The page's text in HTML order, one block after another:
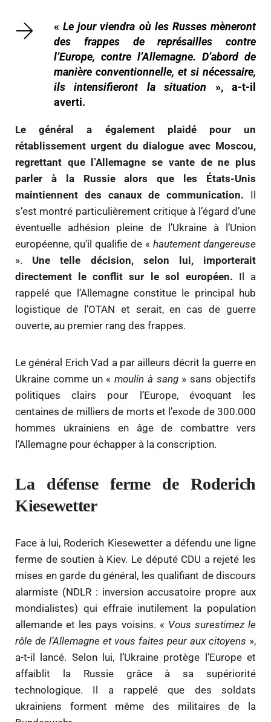
«Le jour viendra où les Russes mèneront
des frappes de représailles contre
l’Europe, contre l’Allemagne. D’abord de
manière conventionnelle, et si nécessaire,
ils intensifieront la situation », a-t-il
averti.
Le général a également plaidé pour un
rétablissement urgent du dialogue avec Moscou,
regrettant que l’Allemagne se vante de ne plus
parler à la Russie alors que les États-Unis
maintiennent des canaux de communication. Il
s’est montré particulièrement critique à l’égard d’une
éventuelle adhésion pleine de l’Ukraine à l’Union
européenne, qu’il qualifie de « hautement dangereuse
». Une telle décision, selon lui, importerait
directement le conflit sur le sol européen. Il a
rappelé que l’Allemagne constitue le principal hub
logistique de l’OTAN et serait, en cas de guerre
ouverte, au premier rang des frappes.
Le général Erich Vad a par ailleurs décrit la guerre en
Ukraine comme un « moulin à sang» sans objectifs
politiques clairs pour l’Europe, évoquant les
centaines de milliers de morts et l’exode de 300.000
hommes ukrainiens en âge de combattre vers
l’Allemagne pour échapper à la conscription.
La défense ferme de Roderich
Kiesewetter
Face à lui, Roderich Kiesewetter a défendu une ligne
ferme de soutien à Kiev. Le député CDU a rejeté les
mises en garde du général, les qualifiant de discours
alarmiste (NDLR : inversion accusatoire propre aux
mondialistes) qui effraie inutilement la population
allemande et les pays voisins. « Vous surestimez le
rôle de l’Allemagne et vous faites peur aux citoyens »,
a-t-il lancé. Selon lui, l’Ukraine protège l’Europe et
affaiblit la Russie grâce à sa supériorité
technologique. Il a rappelé que des soldats
ukrainiens forment même des militaires de la